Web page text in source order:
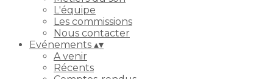
L'équipe
Les commissions
Nous contacter
Evénements ▴▾
A venir
Récents